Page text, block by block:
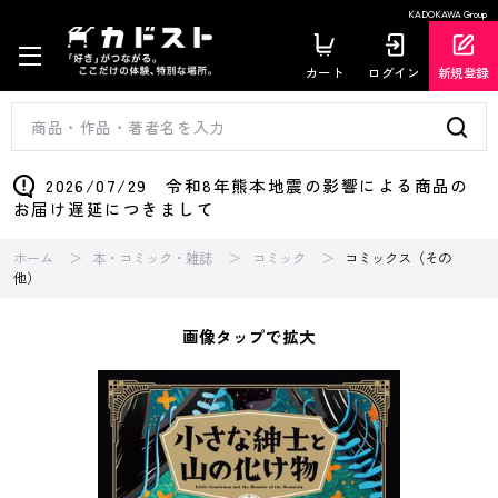
KADOKAWA Group
カート ログイン 新規登録
2026/07/29 令和8年熊本地震の影響による商品の
お届け遅延につきまして
ホーム 本・コミック・雑誌 コミック
コミックス（その
他）
画像タップで拡大